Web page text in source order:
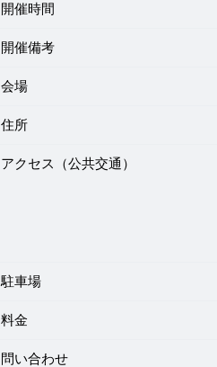
開催時間
開催備考
会場
住所
アクセス（公共交通）
駐車場
料金
問い合わせ